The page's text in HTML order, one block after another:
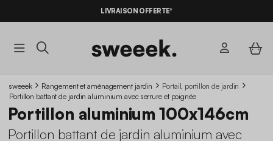
LIVRAISON OFFERTE*
sweeek Rangement et aménagement jardin
Portail, portillon de jardin
Portillon battant de jardin aluminium avec serrure et poignée
Portillon aluminium 100x146cm
Portillon battant de jardin aluminium avec